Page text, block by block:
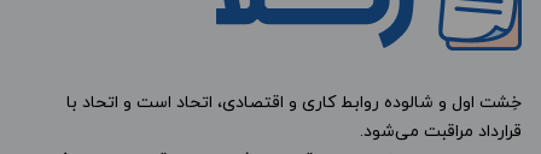
خِشت اول و شالوده روابط کاری و اقتصادی، اتحاد است و اتحاد با
قرارداد مراقبت می‌شود.